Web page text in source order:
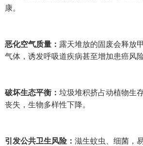
康。
恶化空气质量： 露天堆放的固废会释放
气体，诱发呼吸道疾病甚至增加患癌风险
破坏生态平衡： 垃圾堆积挤占动植物生
丧失，生物多样性下降。
引发公共卫生风险： 滋生蚊虫、细菌，